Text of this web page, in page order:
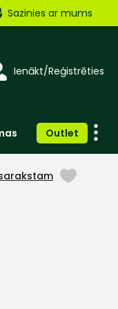
Sazinies ar mums
Ienākt/Reģistrēties
Outlet